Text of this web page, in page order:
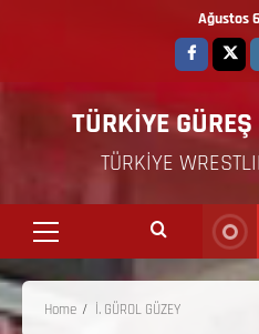
Ağustos
TÜRKİYE
TÜRKİYE
Home İ. GÜROL GÜZEY